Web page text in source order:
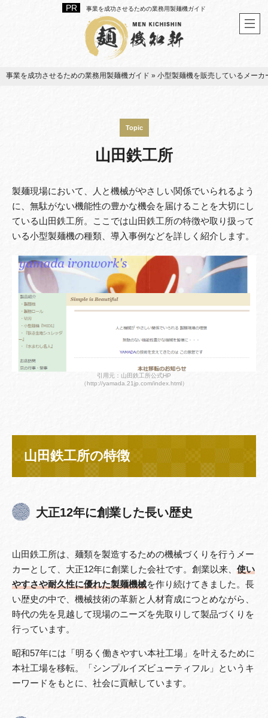
事業を成功させるための業務用製麺機ガイド
事業を成功させるための業務用製麺機ガイド » 小型製麺機を販売しているメーカ
Topic
山田鉄工所
製麺現場において、人と機械がやさしい関係でいられるよう
に、無駄がない機能性の豊かな機会を届けることを大切にし
ている山田鉄工所。ここでは山田鉄工所の特徴や取り扱って
いる小型製麺機の種類、導入事例などを詳しく紹介します。
引用元：山田鉄工所公式HP
（http://yamada.21jp.com/index.html）
山田鉄工所の特徴
大正12年に創業した長い歴史
山田鉄工所は、麺類を製造するための機械づくりを行うメー
カーとして、大正12年に創業した会社です。創業以来、 使い
やすさや耐久性に優れた製麺機械を作り続けてきました。長
い歴史の中で、機械技術の革新と人材育成につとめながら、
時代の先を見越して現場のニーズを先取りして製品づくりを
行っています。
昭和57年には「明るく働きやすい本社工場」を叶えるために
本社工場を移転。「シンプルイズビューティフル」というキ
ーワードをもとに、社会に貢献しています。